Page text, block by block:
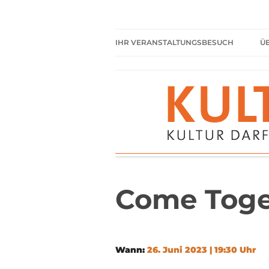
IHR VERANSTALTUNGSBESUCH
HIER HABEN SIE IMMER
FREIEN EINTRITT
SHARED READING
REGELN FÜR KULTURPARKETT
Come
Wann: 26. Juni 2023 | 19:30 Uhr